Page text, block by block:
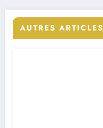
AUTRES ARTICLES